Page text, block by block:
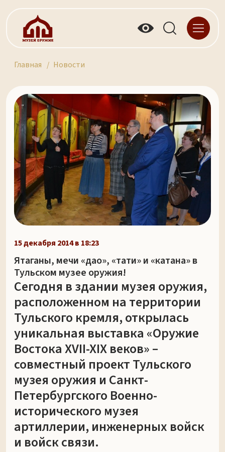
Главная Новости
15 декабря 2014 в 18:23
Ятаганы, мечи «дао», «тати» и «катана» в
Тульском музее оружия!
Сегодня в здании музея оружия,
расположенном на территории
Тульского кремля, открылась
уникальная выставка «Оружие
Востока XVII-XIX веков» –
совместный проект Тульского
музея оружия и Санкт-
Петербургского Военно-
исторического музея
артиллерии, инженерных войск
и войск связи.